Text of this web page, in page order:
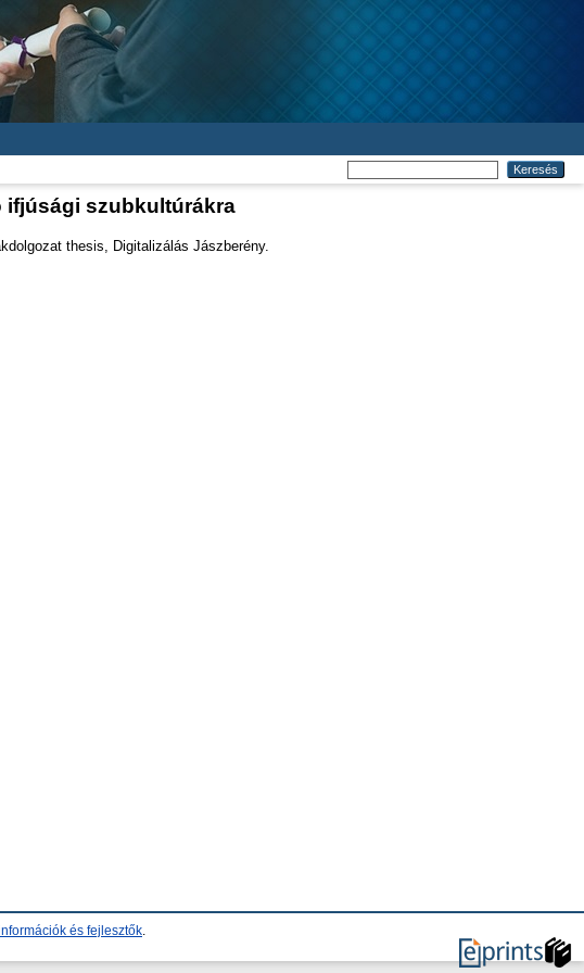
ifjúsági szubkultúrákra
thesis, Digitalizálás Jászberény.
és fejlesztők